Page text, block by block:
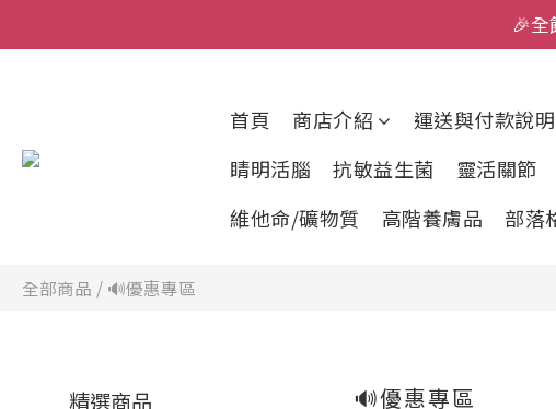
🎉全
首頁 商店介紹 運送與付款說明
睛明活腦
抗敏益生菌 靈活關節
維他命/礦物質
高階養膚品 部落
全部商品 / 🔊優惠專區
精選商品
🔊優惠專區